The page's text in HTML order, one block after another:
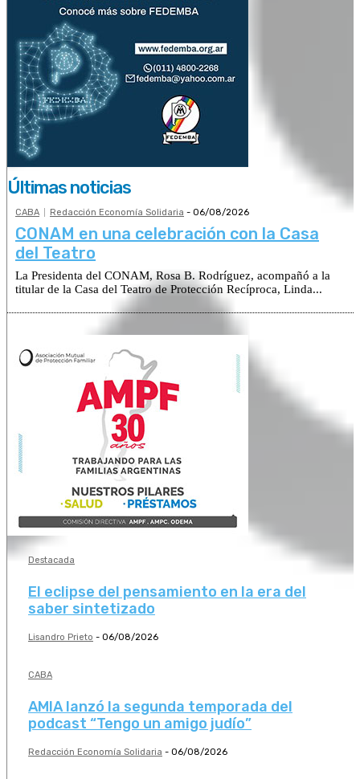
Últimas noticias
CABA Redacción Economía Solidaria - 06/08/2026
CONAM en una celebración con la Casa
del Teatro
La Presidenta del CONAM, Rosa B. Rodríguez, acompañó a la
titular de la Casa del Teatro de Protección Recíproca, Linda...
Destacada
El eclipse del pensamiento en la era del
saber sintetizado
Lisandro Prieto - 06/08/2026
CABA
AMIA lanzó la segunda temporada del
podcast “Tengo un amigo judío”
Redacción Economía Solidaria - 06/08/2026